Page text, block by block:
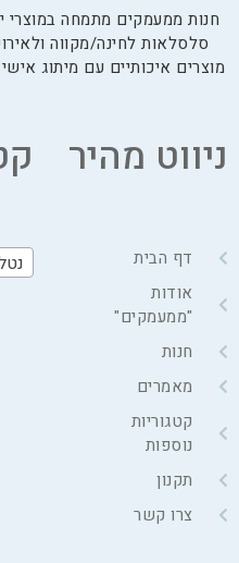
חנות ממעמקים מתמחה במוצרי
סלסלאות לחינה/מקווה
מוצרים איכותיים עם מיתוג
ניווט מהיר
דף הבית
אודות
"ממעמקים"
חנות
מאמרים
קטגוריות
נוספות
תקנון
צרו קשר